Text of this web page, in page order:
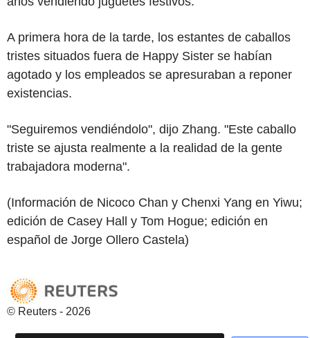
A primera hora de la tarde, los estantes de caballos
tristes situados fuera de Happy Sister se habían
agotado y los empleados se apresuraban a reponer
existencias.
"Seguiremos vendiéndolo", dijo Zhang. "Este caballo
triste se ajusta realmente a la realidad de la gente
trabajadora moderna".
(Información de Nicoco Chan y Chenxi Yang en Yiwu;
edición de Casey Hall y Tom Hogue; edición en
español de Jorge Ollero Castela)
© Reuters - 2026